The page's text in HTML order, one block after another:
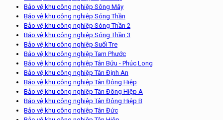
Bảo vệ khu công nghiệp Sông Mây
Bảo vệ khu công nghiệp Sóng Thần
Bảo vệ khu công nghiệp Sóng Thần 2
Bảo vệ khu công nghiệp Sóng Thần 3
Bảo vệ khu công nghiệp Suối Tre
Bảo vệ khu công nghiệp Tam Phước
Bảo vệ khu công nghiệp Tân Bửu - Phúc Long
Bảo vệ khu công nghiệp Tân Định An
Bảo vệ khu công nghiệp Tân Đông Hiệp
Bảo vệ khu công nghiệp Tân Đông Hiệp A
Bảo vệ khu công nghiệp Tân Đông Hiệp B
Bảo vệ khu công nghiệp Tân Đức